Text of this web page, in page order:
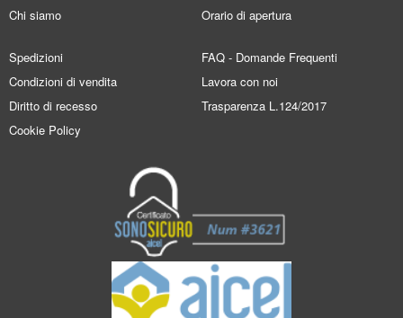
Chi siamo
Orario di apertura
Spedizioni
Condizioni di vendita
Diritto di recesso
Cookie Policy
FAQ - Domande Frequenti
Lavora con noi
Trasparenza L.124/2017